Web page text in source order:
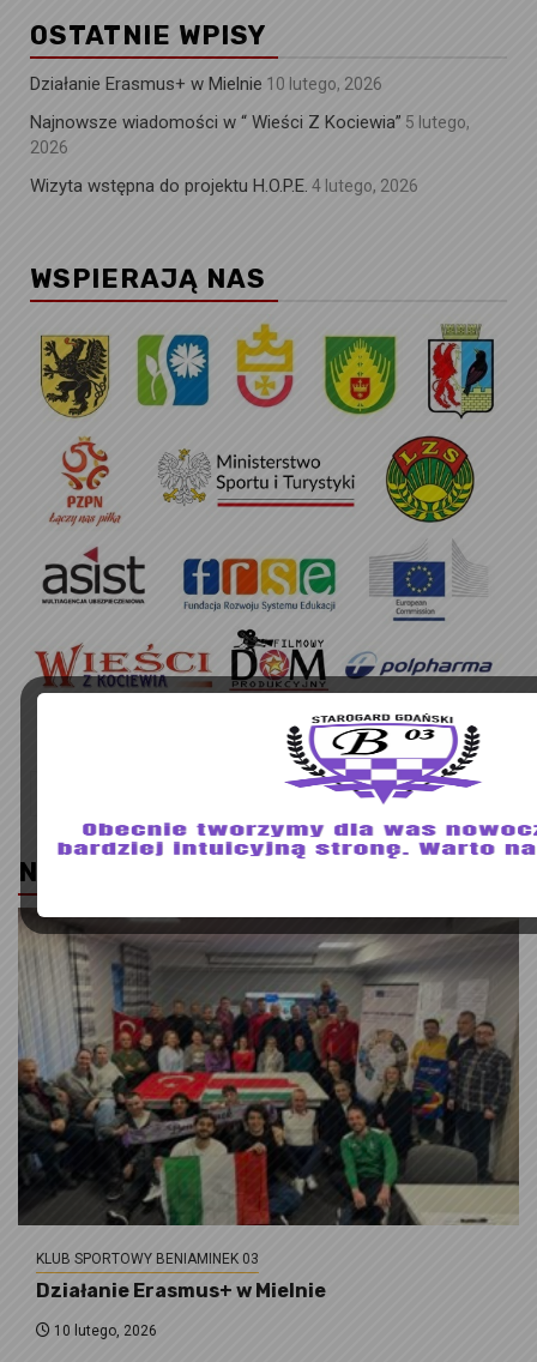
OSTATNIE WPISY
Działanie Erasmus+ w Mielnie 10 lutego, 2026
Najnowsze wiadomości w “ Wieści Z Kociewia” 5 lutego,
2026
Wizyta wstępna do projektu H.O.P.E. 4 lutego, 2026
WSPIERAJĄ NAS
NIE MOŻESZ TEGO PRZEGAPIĆ
KLUB SPORTOWY BENIAMINEK 03
Działanie Erasmus+ w Mielnie
10 lutego, 2026